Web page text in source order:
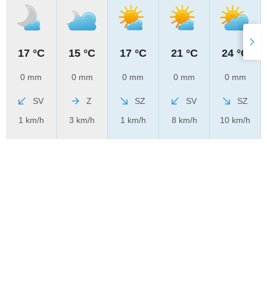
17 °C
0 mm
SV
1 km/h
15 °C
0 mm
Z
3 km/h
17 °C
0 mm
SZ
1 km/h
21 °C
0 mm
SV
8 km/h
24 °C
0 mm
SZ
10 km/h